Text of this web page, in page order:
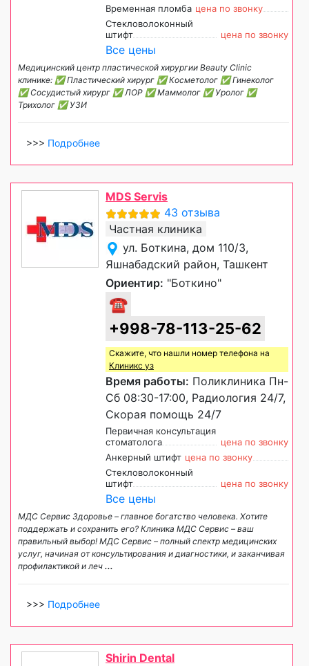
Временная пломба цена по звонку
Стекловолоконный
штифт
цена по звонку
Все цены
Медицинский центр пластической хирургии Beauty Clinic
клинике: ✅ Пластический хирург ✅ Косметолог ✅ Гинеколог
✅ Сосудистый хирург ✅ ЛОР ✅ Маммолог ✅ Уролог ✅
Трихолог ✅ УЗИ
>>> Подробнее
MDS Servis
43 отзыва
Частная клиника
ул. Боткина, дом 110/3,
Яшнабадский район, Ташкент
Ориентир: "Боткино"
☎
+998-78-113-25-62
Скажите, что нашли номер телефона на
Клиникс уз
Время работы: Поликлиника Пн-
Сб 08:30-17:00, Радиология 24/7,
Скорая помощь 24/7
Первичная консультация
стоматолога
цена по звонку
Анкерный штифт цена по звонку
Стекловолоконный
штифт
цена по звонку
Все цены
МДС Сервис Здоровье – главное богатство человека. Хотите
поддержать и сохранить его? Клиника МДС Сервис – ваш
правильный выбор! МДС Сервис – полный спектр медицинских
услуг, начиная от консультирования и диагностики, и заканчивая
профилактикой и леч ...
>>> Подробнее
Shirin Dental